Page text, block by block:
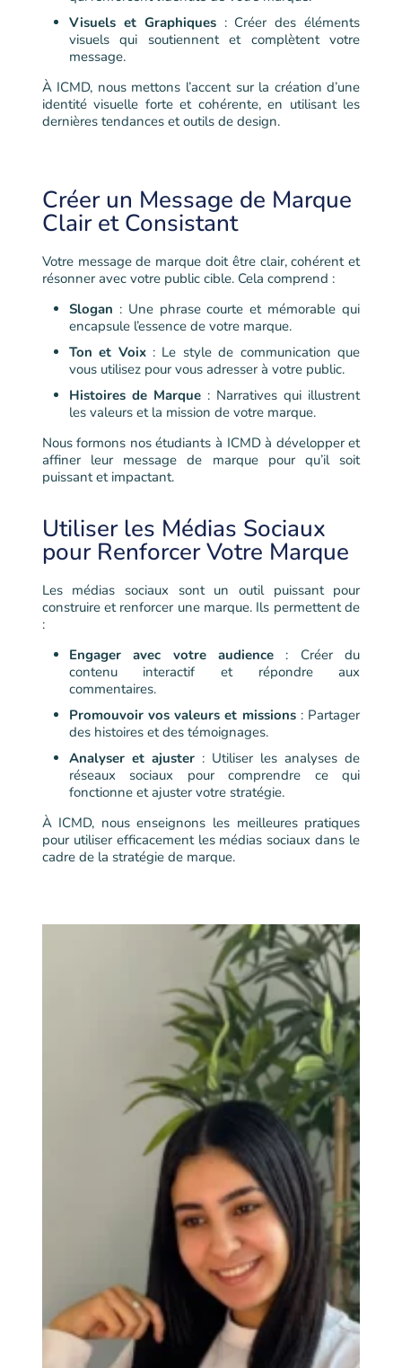
Visuels et Graphiques: Créer des éléments
visuels qui soutiennent et complètent votre
message.
À ICMD, nous mettons l’accent sur la création d’une
identité visuelle forte et cohérente, en utilisant les
dernières tendances et outils de design.
Créer un Message de Marque
Clair et Consistant
Votre message de marque doit être clair, cohérent et
résonner avec votre public cible. Cela comprend :
Slogan : Une phrase courte et mémorable qui
encapsule l’essence de votre marque.
Ton et Voix: Le style de communication que
vous utilisez pour vous adresser à votre public.
Histoires de Marque: Narratives qui illustrent
les valeurs et la mission de votre marque.
Nous formons nos étudiants à ICMD à développer et
affiner leur message de marque pour qu’il soit
puissant et impactant.
Utiliser les Médias Sociaux
pour Renforcer Votre Marque
Les médias sociaux sont un outil puissant pour
construire et renforcer une marque. Ils permettent de
:
Engager avec votre audience : Créer du
contenu interactif et répondre aux
commentaires.
Promouvoir vos valeurs et missions: Partager
des histoires et des témoignages.
Analyser et ajuster: Utiliser les analyses de
réseaux sociaux pour comprendre ce qui
fonctionne et ajuster votre stratégie.
À ICMD, nous enseignons les meilleures pratiques
pour utiliser efficacement les médias sociaux dans le
cadre de la stratégie de marque.